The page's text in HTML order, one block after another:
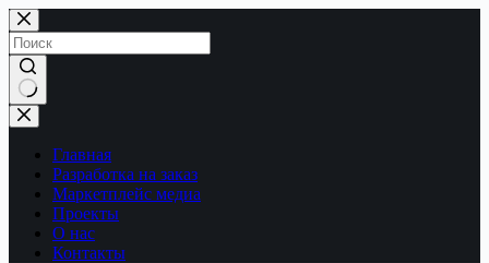
Перейти
к
сути
Ничего
не
найденоГлавная
Разработка на заказ
Маркетплейс медиа
Проекты
О нас
Контакты